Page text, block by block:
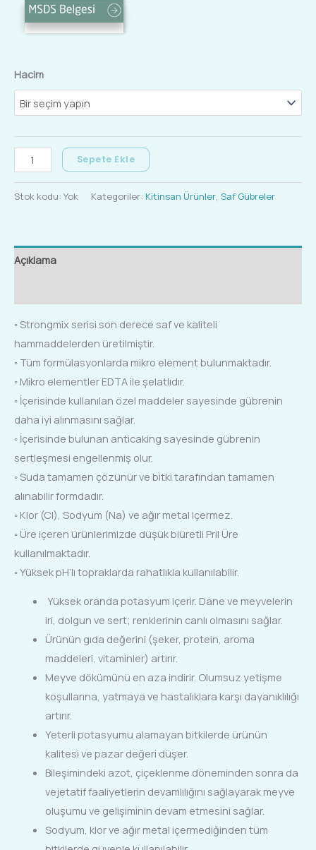
Hacim
Sepete Ekle
Stok kodu: Yok Kategoriler: Kitinsan Ürünler, Saf Gübreler
Açıklama
◦ Strongmix serisi son derece saf ve kaliteli
hammaddelerden üretilmiştir.
◦ Tüm formülasyonlarda mikro element bulunmaktadır.
◦ Mikro elementler EDTA ile şelatlıdır.
◦ İçerisinde kullanılan özel maddeler sayesinde gübrenin
daha iyi alınmasını sağlar.
◦ İçerisinde bulunan anticaking sayesinde gübrenin
sertleşmesi engellenmiş olur.
◦ Suda tamamen çözünür ve bitki tarafından tamamen
alınabilir formdadır.
◦ Klor (Cl), Sodyum (Na) ve ağır metal içermez.
◦ Üre içeren ürünlerimizde düşük biüretli Pril Üre
kullanılmaktadır.
◦ Yüksek pH’lı topraklarda rahatlıkla kullanılabilir.
Yüksek oranda potasyum içerir. Dane ve meyvelerin
iri, dolgun ve sert; renklerinin canlı olmasını sağlar.
Ürünün gıda değerini (şeker, protein, aroma
maddeleri, vitaminler) artırır.
Meyve dökümünü en aza indirir. Olumsuz yetişme
koşullarına, yatmaya ve hastalıklara karşı dayanıklılığı
artırır.
Yeterli potasyumu alamayan bitkilerde ürünün
kalitesi ve pazar değeri düşer.
Bileşimindeki azot, çiçeklenme döneminden sonra da
vejetatif faaliyetlerin devamlılığını sağlayarak meyve
oluşumu ve gelişiminin devam etmesini sağlar.
Sodyum, klor ve ağır metal içermediğinden tüm